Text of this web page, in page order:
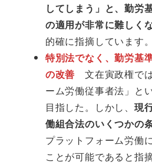
してしまう」と、勤労
の適用が非常に難しく
的確に指摘しています。
特別法でなく、勤労基
の改善 文在寅政権で
ーム労働従事者法」と
目指した。しかし、 現
働組合法のいくつかの
プラットフォーム労働
ことが可能であると指